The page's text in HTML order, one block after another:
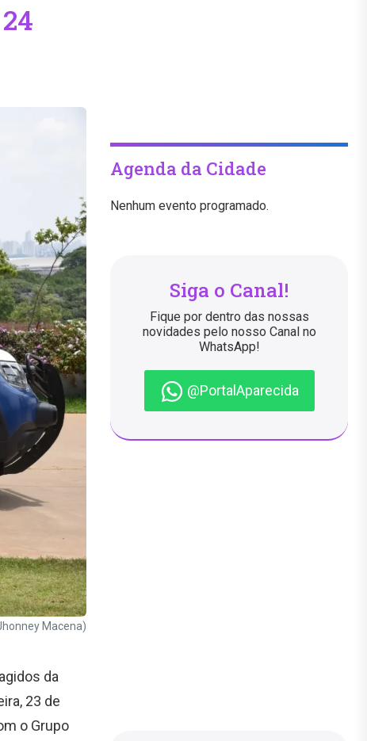
Macena)
da
23 de
o Grupo
Agenda da Cidade
Nenhum evento programado.
Siga o Canal!
Fique por dentro das nossas
novidades pelo nosso Canal no
WhatsApp!
@PortalAparecida